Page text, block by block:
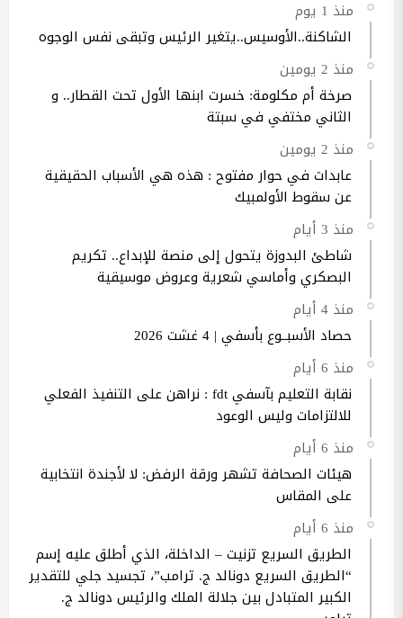
منذ 1 يوم
الشاكنة..الأوسيس..يتغير الرئيس وتبقى نفس الوجوه
منذ 2 يومين
صرخة أم مكلومة: خسرت ابنها الأول تحت القطار.. و
الثاني مختفي في سبتة
منذ 2 يومين
عابدات في حوار مفتوح : هذه هي الأسباب الحقيقية
عن سقوط الأولمبيك
منذ 3 أيام
شاطئ البدوزة يتحول إلى منصة للإبداع.. تكريم
البصكري وأماسي شعرية وعروض موسيقية
منذ 4 أيام
حصاد الأسبــوع بأسفي | 4 غشت 2026
منذ 6 أيام
نقابة التعليم بآسفي fdt : نراهن على التنفيذ الفعلي
للالتزامات وليس الوعود
منذ 6 أيام
هيئات الصحافة تشهر ورقة الرفض: لا لأجندة انتخابية
على المقاس
منذ 6 أيام
الطريق السريع تزنيت – الداخلة، الذي أطلق عليه إسم
“الطريق السريع دونالد ج. ترامب”، تجسيد جلي للتقدير
الكبير المتبادل بين جلالة الملك والرئيس دونالد ج.